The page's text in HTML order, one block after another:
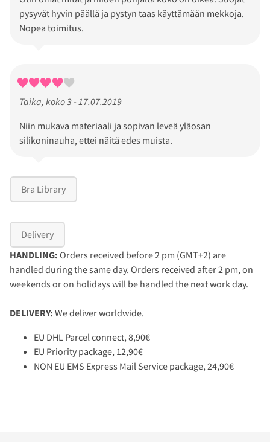
pysyvät hyvin päällä ja pystyn taas käyttämään mekkoja.
Nopea toimitus.
Taika, koko 3 - 17.07.2019
Niin mukava materiaali ja sopivan leveä yläosan
silikoninauha, ettei näitä edes muista.
Bra Library
Delivery
HANDLING: Orders received before 2 pm (GMT+2) are
handled during the same day. Orders received after 2 pm, on
weekends or on holidays will be handled the next work day.
DELIVERY: We deliver worldwide.
EU DHL Parcel connect, 8,90€
EU Priority package, 12,90€
NON EU EMS Express Mail Service package, 24,90€